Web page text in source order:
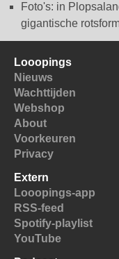
Foto's: in
gigantische
Looopings
Nieuws
Wachttijden
Webshop
About
Voorkeuren
Privacy
Extern
Looopings-app
RSS-feed
Spotify-playlist
YouTube